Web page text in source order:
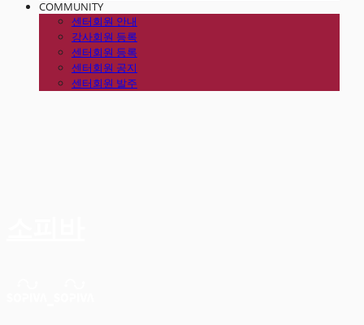
COMMUNITY
센터회원 안내
강사회원 등록
센터회원 등록
센터회원 공지
센터회원 발주